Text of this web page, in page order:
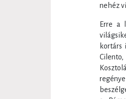
nehéz
Erre a
kortárs